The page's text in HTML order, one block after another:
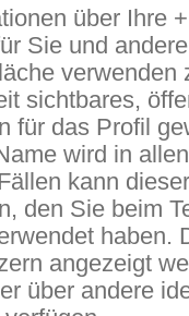
über Ihre
Sie und
verwenden
sichtbares,
für das Profil
wird in
kann
den Sie beim
haben.
angezeigt
über andere